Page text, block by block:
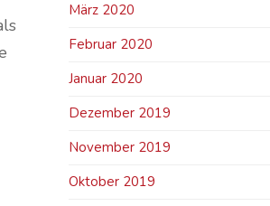
März 2020
Februar 2020
Januar 2020
Dezember 2019
November 2019
Oktober 2019